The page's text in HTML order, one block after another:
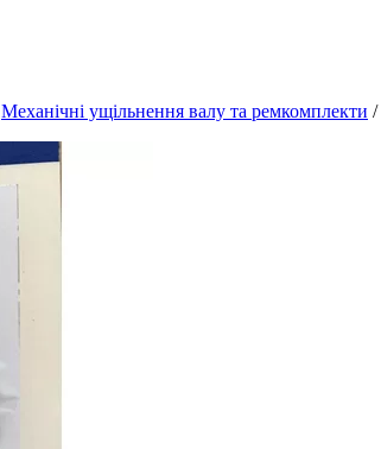
Механічні ущільнення валу та ремкомплекти /